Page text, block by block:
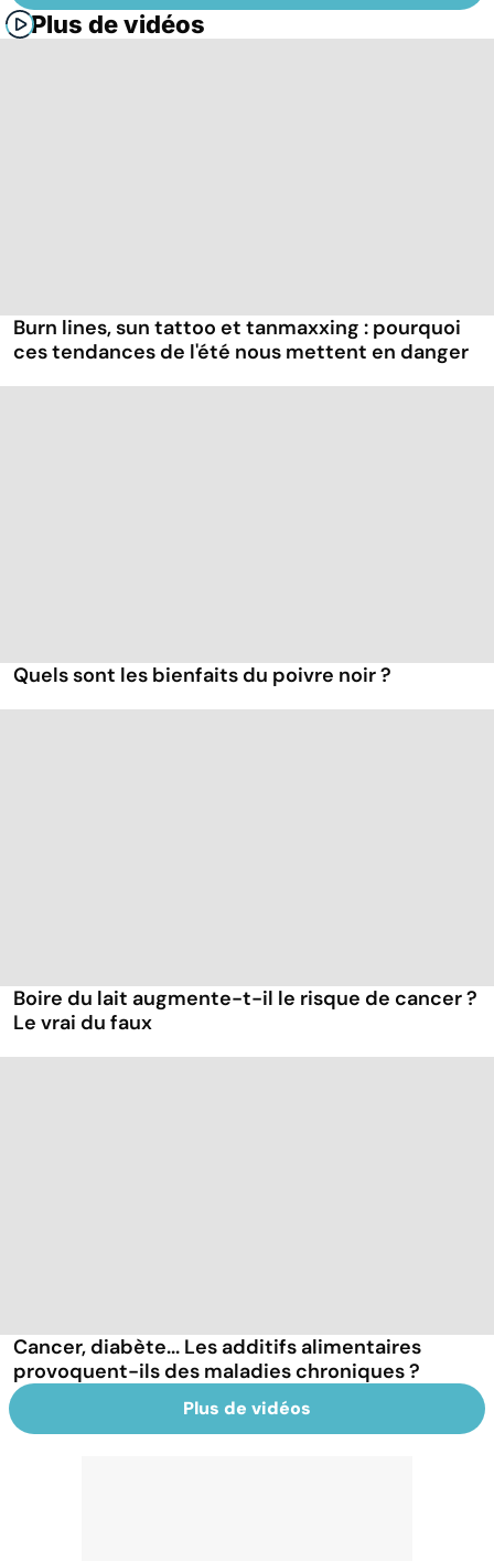
Plus de vidéos
Burn lines, sun tattoo et tanmaxxing : pourquoi
ces tendances de l'été nous mettent en danger
Quels sont les bienfaits du poivre noir ?
Boire du lait augmente-t-il le risque de cancer ?
Le vrai du faux
Cancer, diabète... Les additifs alimentaires
provoquent-ils des maladies chroniques ?
Plus de vidéos